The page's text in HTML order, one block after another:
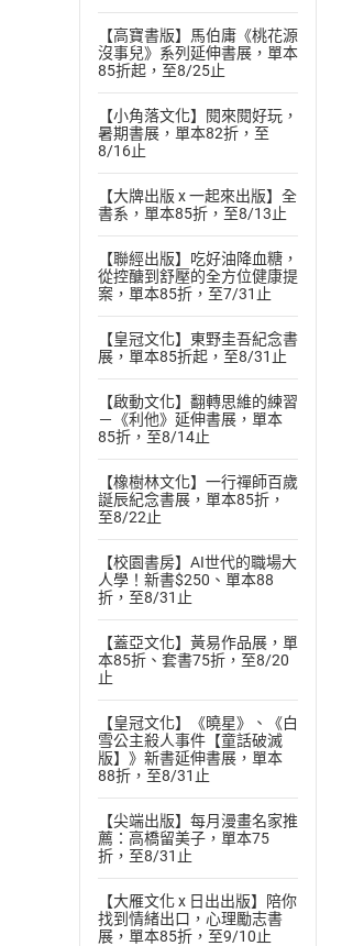
【高寶書版】馬伯庸《桃花源
沒事兒》系列延伸書展，單本
85折起，至8/25止
【小角落文化】閱來閱好玩，
暑期書展，單本82折，至
8/16止
【大牌出版 x 一起來出版】全
書系，單本85折，至8/13止
【聯經出版】吃好油降血糖，
從控醣到舒壓的全方位健康提
案，單本85折，至7/31止
【皇冠文化】東野圭吾紀念書
展，單本85折起，至8/31止
【啟動文化】翻轉思維的練習
－《利他》延伸書展，單本
85折，至8/14止
【橡樹林文化】一行禪師百歲
誕辰紀念書展，單本85折，
至8/22止
【校園書房】AI世代的職場大
人學！新書$250、單本88
折，至8/31止
【蓋亞文化】黃易作品展，單
本85折、套書75折，至8/20
止
【皇冠文化】《曉星》、《白
雪公主殺人事件【童話破滅
版】》新書延伸書展，單本
88折，至8/31止
【尖端出版】每月漫畫名家推
薦：高橋留美子，單本75
折，至8/31止
【大雁文化 x 日出出版】陪你
找到情緒出口，心理勵志書
展，單本85折，至9/10止